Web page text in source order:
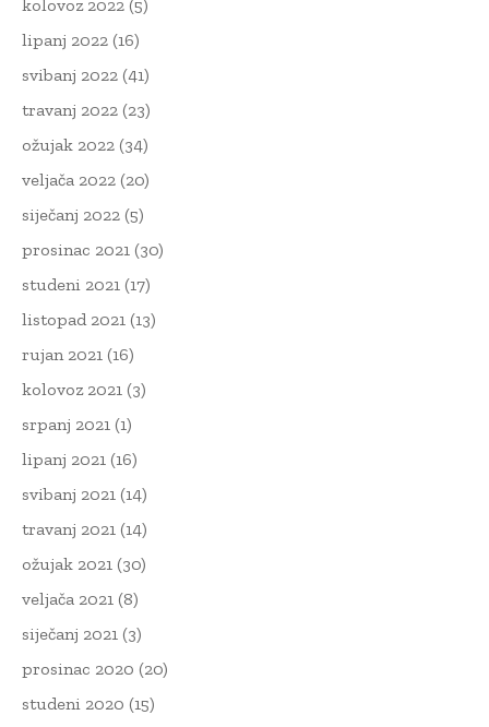
kolovoz 2022 (5)
lipanj 2022 (16)
svibanj 2022 (41)
travanj 2022 (23)
ožujak 2022 (34)
veljača 2022 (20)
siječanj 2022 (5)
prosinac 2021 (30)
studeni 2021 (17)
listopad 2021 (13)
rujan 2021 (16)
kolovoz 2021 (3)
srpanj 2021 (1)
lipanj 2021 (16)
svibanj 2021 (14)
travanj 2021 (14)
ožujak 2021 (30)
veljača 2021 (8)
siječanj 2021 (3)
prosinac 2020 (20)
studeni 2020 (15)